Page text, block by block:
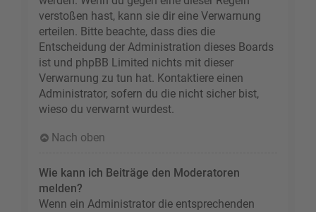
verstoßen hast, kann sie dir eine Verwarnung
erteilen. Bitte beachte, dass dies die
Entscheidung der Administration dieses Boards
ist und phpBB Limited nichts mit dieser
Verwarnung zu tun hat. Kontaktiere einen
Administrator, sofern du die nicht sicher bist,
wieso du verwarnt wurdest.
Nach oben
Wie kann ich Beiträge den Moderatoren
melden?
Wenn ein Administrator die entsprechenden